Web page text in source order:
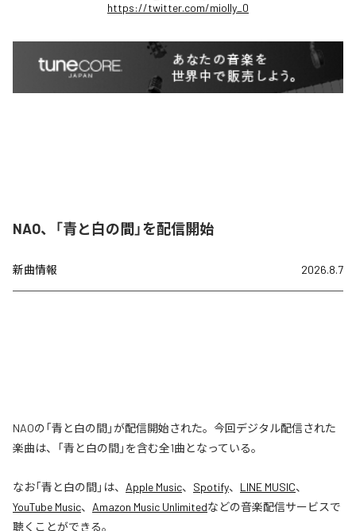
https://twitter.com/miolly_0
NAO、「青と白の間」を配信開始
新曲情報 2026.8.7
NAOの「青と白の間」が配信開始された。今回デジタル配信された
楽曲は、「青と白の間」を含む全1曲となっている。
なお「青と白の間」は、 Apple Music、 Spotify、 LINE MUSIC、
YouTube Music、 Amazon Music Unlimitedなどの音楽配信サービスで
聴くことができる。